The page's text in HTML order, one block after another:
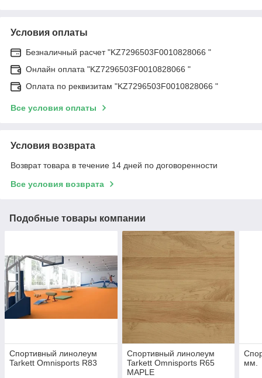
Условия оплаты
Безналичный расчет "KZ7296503F0010828066 "
Онлайн оплата "KZ7296503F0010828066 "
Оплата по реквизитам "KZ7296503F0010828066 "
Все условия оплаты
Условия возврата
Возврат товара в течение 14 дней по договоренности
Все условия возврата
Подобные товары компании
Спортивный линолеум
Tarkett Omnisports R83
Спортивный линолеум
Tarkett Omnisports R65
MAPLE
мм.